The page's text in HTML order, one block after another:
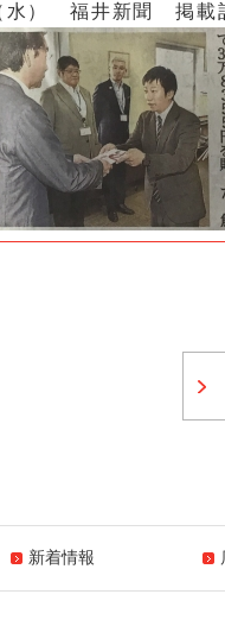
水） 福井新聞 掲載
新着情報